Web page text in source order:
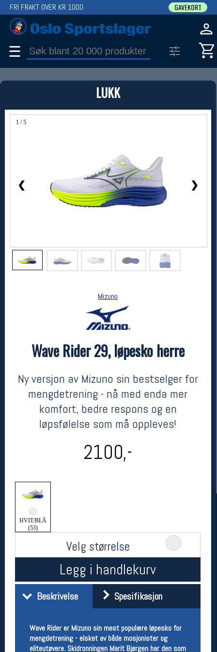
LUKK
1 / 5
❮ ❯
Mizuno
Wave Rider 29, løpesko herre
Ny versjon av Mizuno sin bestselger for
mengdetrening - nå med enda mer
komfort, bedre respons og en
løpsfølelse som må oppleves!
2100,-
HVIT/BLÅ
(53)
Velg størrelse
Legg i handlekurv
Beskrivelse Spesifikasjon
Wave Rider er Mizuno sin mest populære løpesko for
mengdetrening - elsket av både mosjonister og
eliteutøvere. Skidronningen Marit Bjørgen har den som
FRI FRAKT OVER KR 1000 GAVEKORT
☰
PRODUKT
Produkter (1)
Bruk filter til å spisse søket
Mizuno
Wave Rider 29, løpesko herre
kr 2100
Her finner du oss
Oslo Sportslager
Torggata 20
0183 Oslo
Telefon: 23 32 62 00
(telefontid man-fredag klokken 10-13)
Kontakt oss